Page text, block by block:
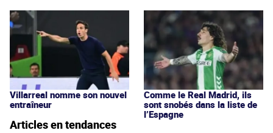
Villarreal nomme son nouvel
entraîneur
Comme le Real Madrid, ils
sont snobés dans la liste de
l’Espagne
Articles en tendances